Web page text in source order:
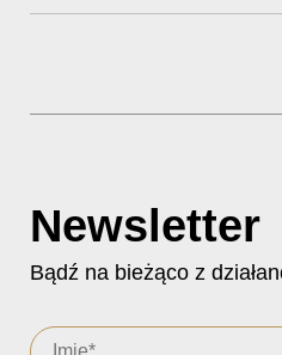
Newsletter
Bądź na bieżąco z